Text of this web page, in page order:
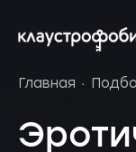
Главная